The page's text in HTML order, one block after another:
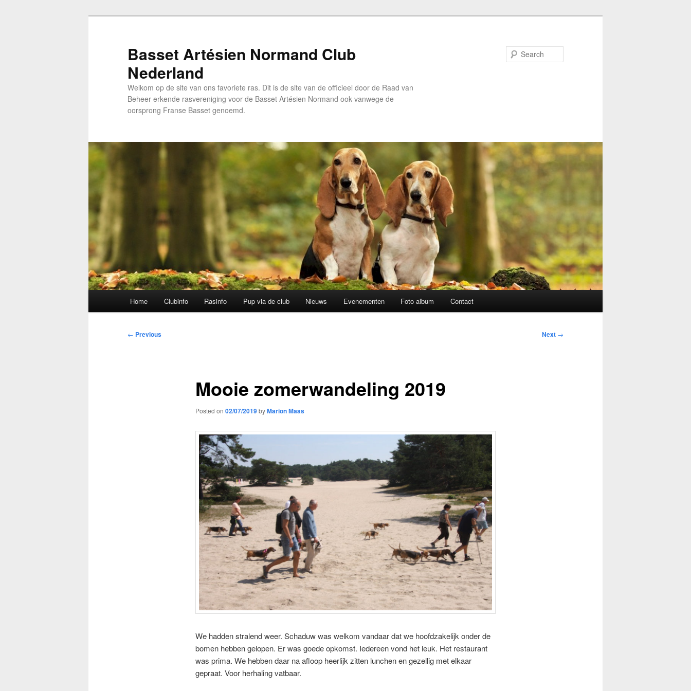
Basset Artésien Normand Club
Nederland
Welkom op de site van ons favoriete ras. Dit is de site van de officieel door de Raad van
Beheer erkende rasvereniging voor de Basset Artésien Normand ook vanwege de
oorsprong Franse Basset genoemd.
Home Clubinfo Rasinfo Pup via de club Nieuws Evenementen Foto album Contact
Post
← Previous Next →
Mooie zomerwandeling 2019
Posted on 02/07/2019byMarion Maas
We hadden stralend weer. Schaduw was welkom vandaar dat we hoofdzakelijk onder de
bomen hebben gelopen. Er was goede opkomst. Iedereen vond het leuk. Het restaurant
was prima. We hebben daar na afloop heerlijk zitten lunchen en gezellig met elkaar
gepraat. Voor herhaling vatbaar.